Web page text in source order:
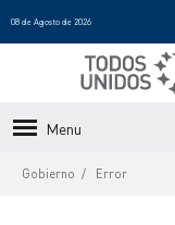
08 de Agosto de 2026
Menu
Gobierno Error